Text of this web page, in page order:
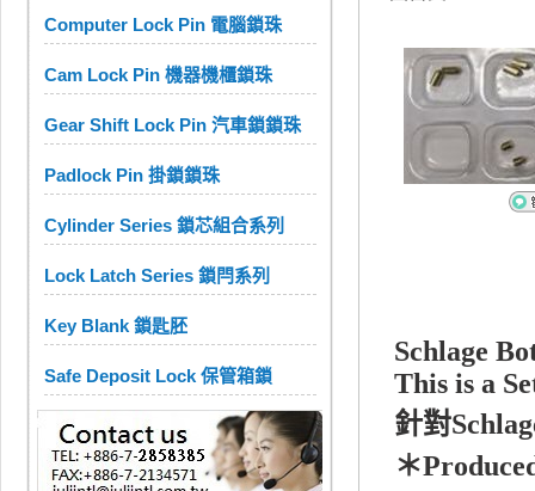
Computer Lock Pin 電腦鎖珠
Cam Lock Pin 機器機櫃鎖珠
Gear Shift Lock Pin 汽車鎖鎖珠
Padlock Pin 掛鎖鎖珠
Cylinder Series 鎖芯組合系列
Lock Latch Series 鎖閂系列
Key Blank 鎖匙胚
Safe Deposit Lock 保管箱鎖
Schlage
This is a
針對
＊